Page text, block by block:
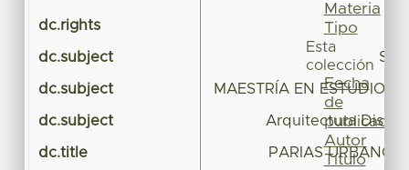
dc.rights
dc.subject
dc.subject MAESTRÍA EN ESTUDIOS
dc.subject Arquitectura
dc.title PARIAS URBANOS
Materia
Tipo
Esta
colección
Fecha
de
publicación
Autor
Título